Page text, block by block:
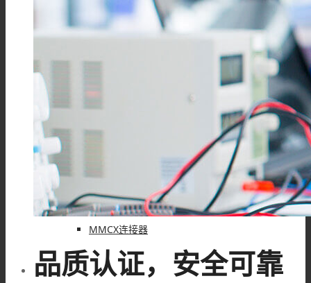
N型连接器
UHF连接器
MMCX连接器
品质认证，安全可靠